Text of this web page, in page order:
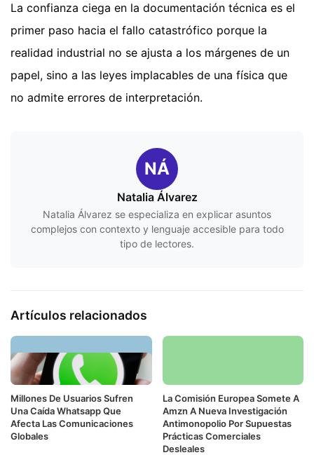
La confianza ciega en la documentación técnica es el
primer paso hacia el fallo catastrófico porque la
realidad industrial no se ajusta a los márgenes de un
papel, sino a las leyes implacables de una física que
no admite errores de interpretación.
NÁ
Natalia Álvarez
Natalia Álvarez se especializa en explicar asuntos
complejos con contexto y lenguaje accesible para todo
tipo de lectores.
Artículos relacionados
Millones De Usuarios Sufren
Una Caída Whatsapp Que
Afecta Las Comunicaciones
Globales
La Comisión Europea Somete A
Amzn A Nueva Investigación
Antimonopolio Por Supuestas
Prácticas Comerciales
Desleales